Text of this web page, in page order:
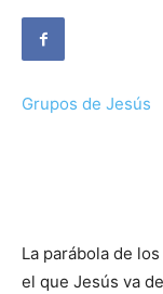
Grupos de Jesús
La parábola de
el que Jesús va